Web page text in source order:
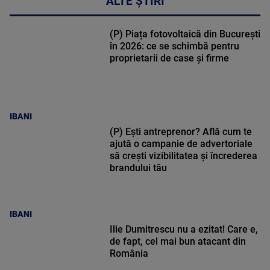
IBANI
(P) Piața fotovoltaică din București
în 2026: ce se schimbă pentru
proprietarii de case și firme
IBANI
(P) Ești antreprenor? Află cum te
ajută o campanie de advertoriale
să crești vizibilitatea și încrederea
brandului tău
Ilie Dumitrescu nu a ezitat! Care e,
de fapt, cel mai bun atacant din
România